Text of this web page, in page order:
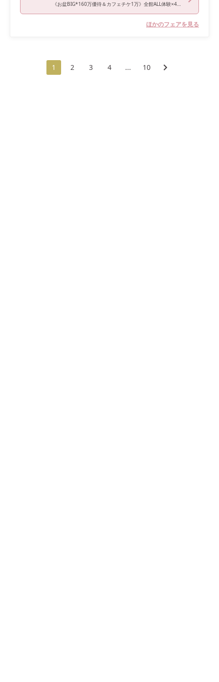
《お盆BIG*160万優待＆カフェチケ1万》全館ALL体験×4万試食♪
ほかのフェアを見る
1 2 3 4 ... 10